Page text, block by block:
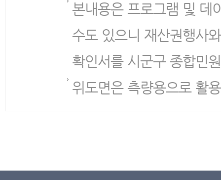
본내용은 프로그램 및 데
수도 있으니 재산권행사
확인서를 시군구 종합민
위도면은 측량용으로 활